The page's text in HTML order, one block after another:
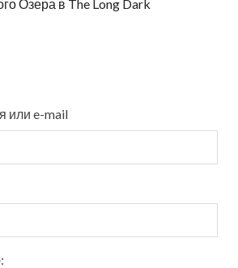
Озера в The Long Dark
или e-mail